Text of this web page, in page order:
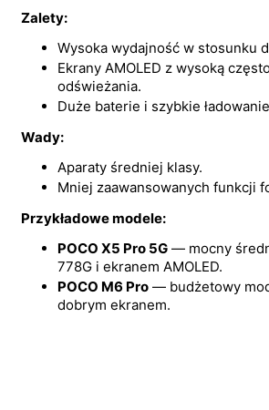
Zalety:
Wysoka wydajność w stosunku
Ekrany AMOLED z wysoką
odświeżania.
Duże baterie i szybkie
Wady:
Aparaty średniej klasy.
Mniej zaawansowanych funkcji
Przykładowe modele:
POCO X5 Pro 5G — mocny
778G i ekranem AMOLED.
POCO M6 Pro — budżetowy
dobrym ekranem.